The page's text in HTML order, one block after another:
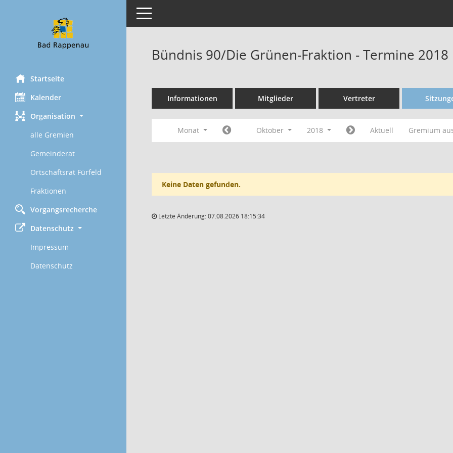
Startseite
Kalender
Organisation
alle Gremien
Gemeinderat
Ortschaftsrat Fürfeld
Fraktionen
Vorgangsrecherche
Datenschutz
Impressum
Datenschutz
Toggle navigation
Bündnis 90/Die Grünen-Fraktion - Termine 2018
Informationen Mitglieder Vertreter
Monat Oktober 2018 Aktuell Gremium
Keine Daten gefunden.
Letzte Änderung: 07.08.2026 18:15:34